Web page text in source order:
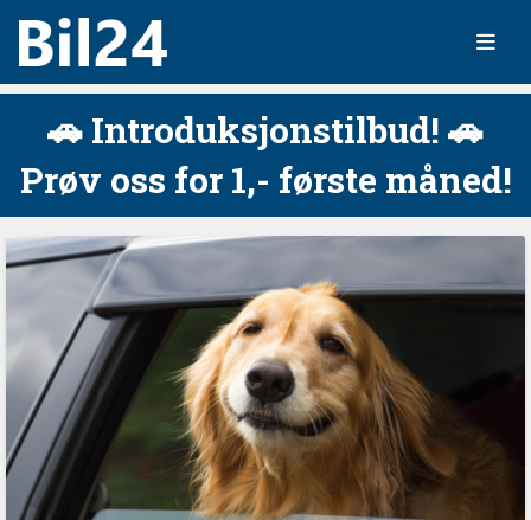
🚗 Introduksjonstilbud! 🚗
Prøv oss for 1,- første måned!